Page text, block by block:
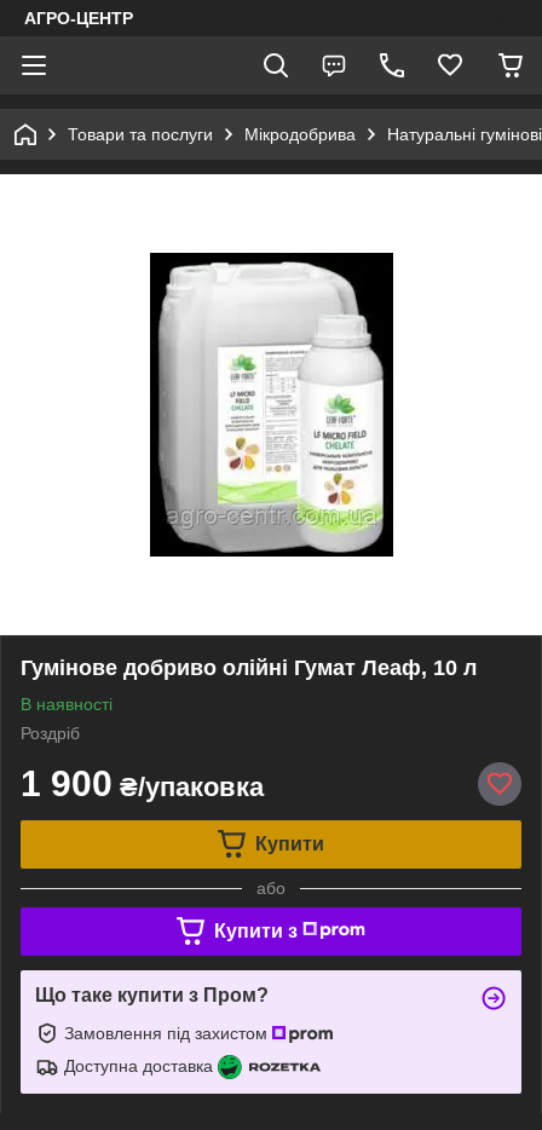
АГРО-ЦЕНТР
Товари та послуги Мікродобрива Натуральні
Гумінове добриво олійні Гумат Леаф, 10 л
В наявності
Роздріб
1 900 ₴/упаковка
Купити
або
Купити з
Що таке купити з Пром?
Замовлення під захистом
Доступна доставка